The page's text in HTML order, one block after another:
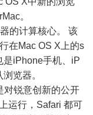
。
的计算核心。 该
在Mac OS X上的s
是iPhone手机、iP
览器。
对锐意创新的公开
运行，Safari 都可